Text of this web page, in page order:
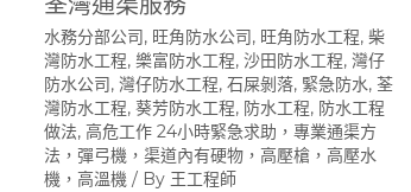
水務分部公司, 旺角防水公司, 旺角防水工程, 柴
灣防水工程, 樂富防水工程, 沙田防水工程, 灣仔
防水公司, 灣仔防水工程, 石屎剝落, 緊急防水, 荃
灣防水工程, 葵芳防水工程, 防水工程, 防水工程
做法, 高危工作 24小時緊急求助，專業通渠方
法，彈弓機，渠道內有硬物，高壓槍，高壓水
機，高溫機/ By 王工程師